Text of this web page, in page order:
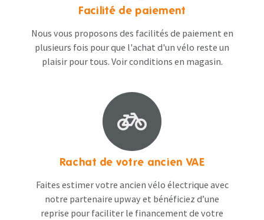
Facilité de paiement
Nous vous proposons des facilités de paiement en
plusieurs fois pour que l'achat d'un vélo reste un
plaisir pour tous. Voir conditions en magasin​.
Rachat de votre ancien VAE
Faites estimer votre ancien vélo électrique avec
notre partenaire upway et bénéficiez d’une
reprise pour faciliter le financement de votre